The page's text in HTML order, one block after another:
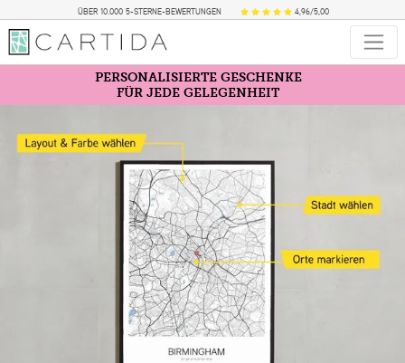
ÜBER 10.000 5-STERNE-BEWERTUNGEN 4,96/5,00
PERSONALISIERTE GESCHENKE
FÜR JEDE GELEGENHEIT